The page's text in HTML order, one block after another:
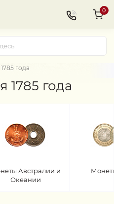
0
года
1785 года
Австралии и
Океании